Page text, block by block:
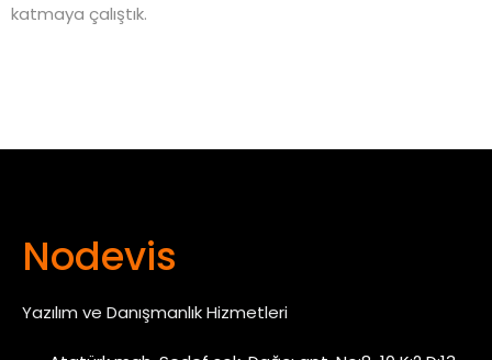
katmaya çalıştık.
Nodevis
Yazılım ve Danışmanlık Hizmetleri